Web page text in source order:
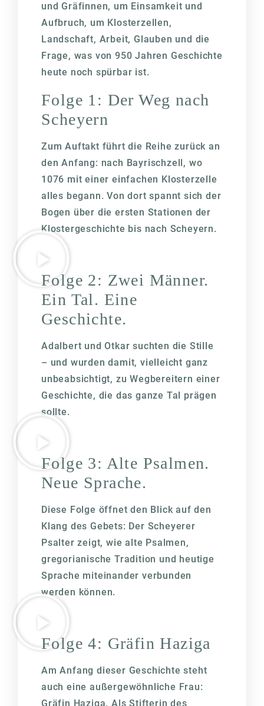
und Gräfinnen, um Einsamkeit und
Aufbruch, um Klosterzellen,
Landschaft, Arbeit, Glauben und die
Frage, was von 950 Jahren Geschichte
heute noch spürbar ist.
Folge 1: Der Weg nach
Scheyern
Zum Auftakt führt die Reihe zurück an
den Anfang: nach Bayrischzell, wo
1076 mit einer einfachen Klosterzelle
alles begann. Von dort spannt sich der
Bogen über die ersten Stationen der
Klostergeschichte bis nach Scheyern.
Folge 2: Zwei Männer.
Ein Tal. Eine
Geschichte.
Adalbert und Otkar suchten die Stille
– und wurden damit, vielleicht ganz
unbeabsichtigt, zu Wegbereitern einer
Geschichte, die das ganze Tal prägen
sollte.
Folge 3: Alte Psalmen.
Neue Sprache.
Diese Folge öffnet den Blick auf den
Klang des Gebets: Der Scheyerer
Psalter zeigt, wie alte Psalmen,
gregorianische Tradition und heutige
Sprache miteinander verbunden
werden können.
Folge 4: Gräfin Haziga
Am Anfang dieser Geschichte steht
auch eine außergewöhnliche Frau:
Gräfin Haziga. Als Stifterin des